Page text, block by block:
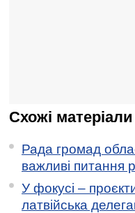
Схожі
Рада громад
важливі питання
У фокусі –
латвійська